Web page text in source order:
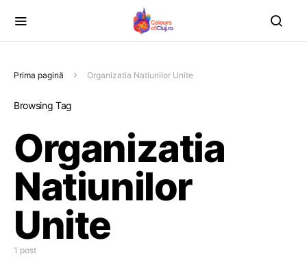
Prima pagină Organizatia Natiunilor Unite
Browsing Tag
Organizatia
Natiunilor
Unite
1 post